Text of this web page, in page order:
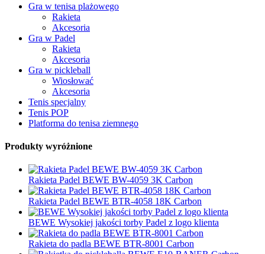
Gra w tenisa plażowego
Rakieta
Akcesoria
Gra w Padel
Rakieta
Akcesoria
Gra w pickleball
Wiosłować
Akcesoria
Tenis specjalny
Tenis POP
Platforma do tenisa ziemnego
Produkty wyróżnione
Rakieta Padel BEWE BW-4059 3K Carbon
Rakieta Padel BEWE BTR-4058 18K Carbon
BEWE Wysokiej jakości torby Padel z logo klienta
Rakieta do padla BEWE BTR-8001 Carbon